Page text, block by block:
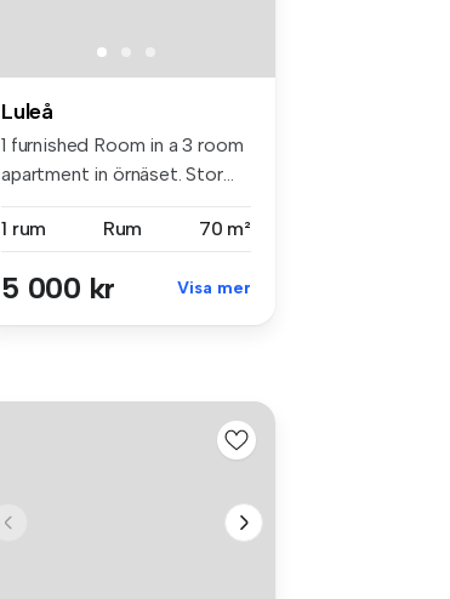
Luleå
1 furnished Room in a 3 room
apartment in örnäset. Stor...
1 rum Rum 70 m²
5 000 kr Visa mer